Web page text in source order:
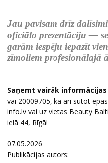
Jau pavisam drīz
oficiālo prezentāciju —
garām iespēju iepazīt
zīmoliem profesionālajā
Saņemt vairāk informācijas
vai 20009705, kā arī sūtot
vai uz vietas Beauty
ielā 44, Rīgā!
07.05.2026
Publikācijas autors: